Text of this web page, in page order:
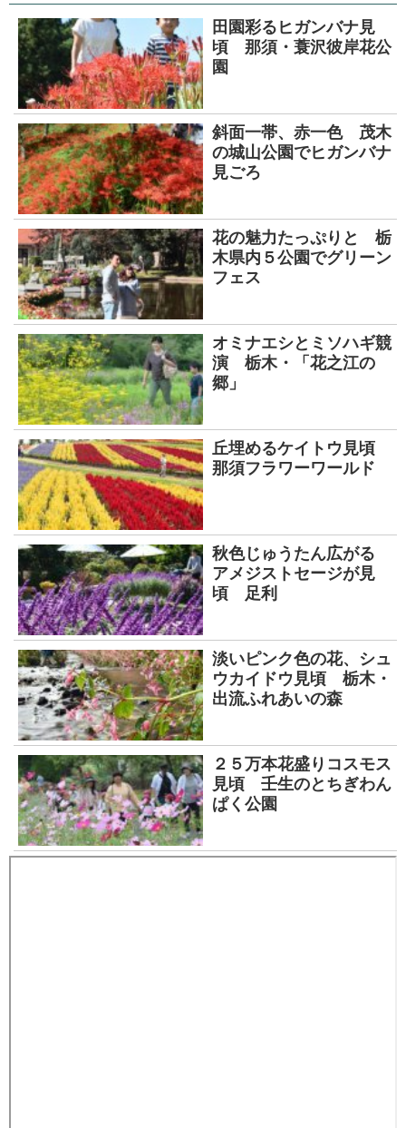
田園彩るヒガンバナ見
頃 那須・蓑沢彼岸花公
園
斜面一帯、赤一色 茂木
の城山公園でヒガンバナ
見ごろ
花の魅力たっぷりと 栃
木県内５公園でグリーン
フェス
オミナエシとミソハギ競
演 栃木・「花之江の
郷」
丘埋めるケイトウ見頃
那須フラワーワールド
秋色じゅうたん広がる
アメジストセージが見
頃 足利
淡いピンク色の花、シュ
ウカイドウ見頃 栃木・
出流ふれあいの森
２５万本花盛りコスモス
見頃 壬生のとちぎわん
ぱく公園